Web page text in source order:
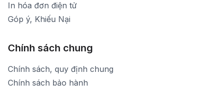
In hóa đơn điện tử
Góp ý, Khiếu Nại
Chính sách chung
Chính sách, quy định chung
Chính sách bảo hành